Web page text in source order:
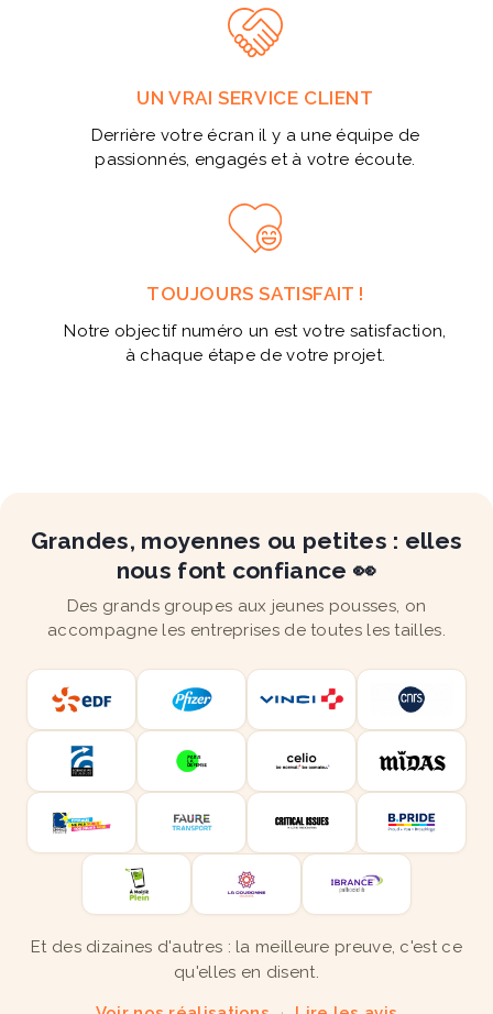
UN VRAI SERVICE CLIENT
Derrière votre écran il y a une équipe de
passionnés, engagés et à votre écoute.
TOUJOURS SATISFAIT !
Notre objectif numéro un est votre satisfaction,
à chaque étape de votre projet.
Grandes, moyennes ou petites : elles
nous font confiance 👀
Des grands groupes aux jeunes pousses, on
accompagne les entreprises de toutes les tailles.
Et des dizaines d'autres : la meilleure preuve, c'est ce
qu'elles en disent.